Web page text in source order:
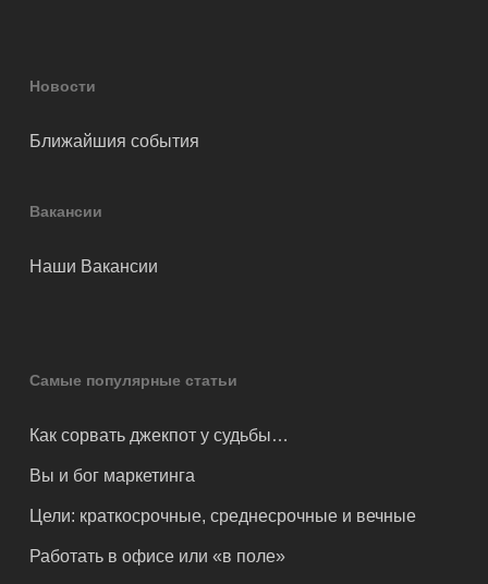
Новости
Ближайшия события
Вакансии
Наши Вакансии
Самые популярные статьи
Как сорвать джекпот у судьбы…
Вы и бог маркетинга
Цели: краткосрочные, среднесрочные и вечные
Работать в офисе или «в поле»